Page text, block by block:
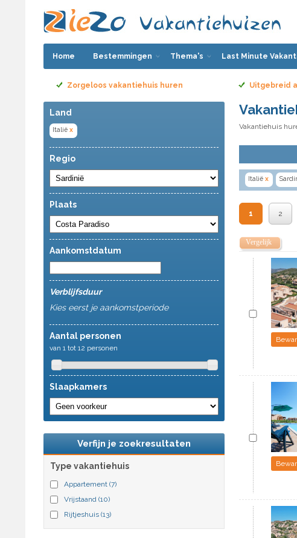
Home Bestemmingen Thema's Last Minute
Zorgeloos vakantiehuis huren Uitgebreid
Land
Italië x
Regio
Plaats
Aankomstdatum
Verblijfsduur
Kies eerst je aankomstperiode
Aantal personen
van 1 tot 12 personen
Slaapkamers
Verfijn je zoekresultaten
Type vakantiehuis
Appartement (7)
Vrijstaand (10)
Rijtjeshuis (13)
Vakantiehuis
Italië x
1 2
Vergelijk